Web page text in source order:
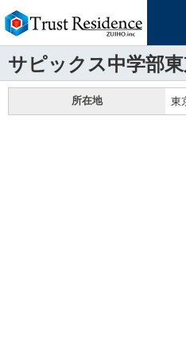
サピックス中学部
所在地 東